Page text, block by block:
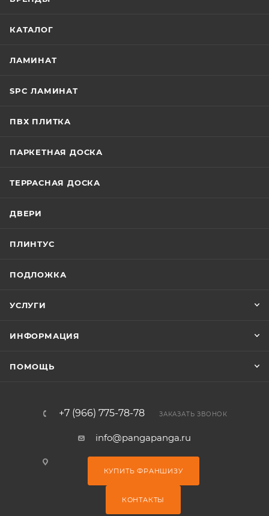
КАТАЛОГ
ЛАМИНАТ
SPC ЛАМИНАТ
ПВХ ПЛИТКА
ПАРКЕТНАЯ ДОСКА
ТЕРРАСНАЯ ДОСКА
ДВЕРИ
ПЛИНТУС
ПОДЛОЖКА
УСЛУГИ
ИНФОРМАЦИЯ
ПОМОЩЬ
+7 (966) 775-78-78 ЗАКАЗАТЬ ЗВОНОК
info@pangapanga.ru
КУПИТЬ ФРАНШИЗУ
КОНТАКТЫ